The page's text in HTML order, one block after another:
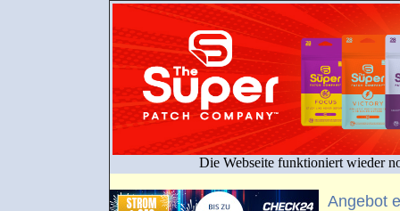
Die Webseite funktioniert wieder
Angebot